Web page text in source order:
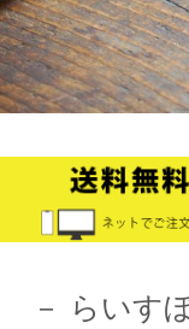
2024/12/4
オフィシャルショッ
適にお買い物をお楽
ました。みなさまの
2024/10/26
≪第1弾 公式
大募集☆≫ 詳しくは
－ らいす